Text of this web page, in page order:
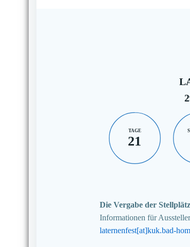
TAGE
21
Die Vergabe der
Informationen für
laternenfest[at]kuk.bad-